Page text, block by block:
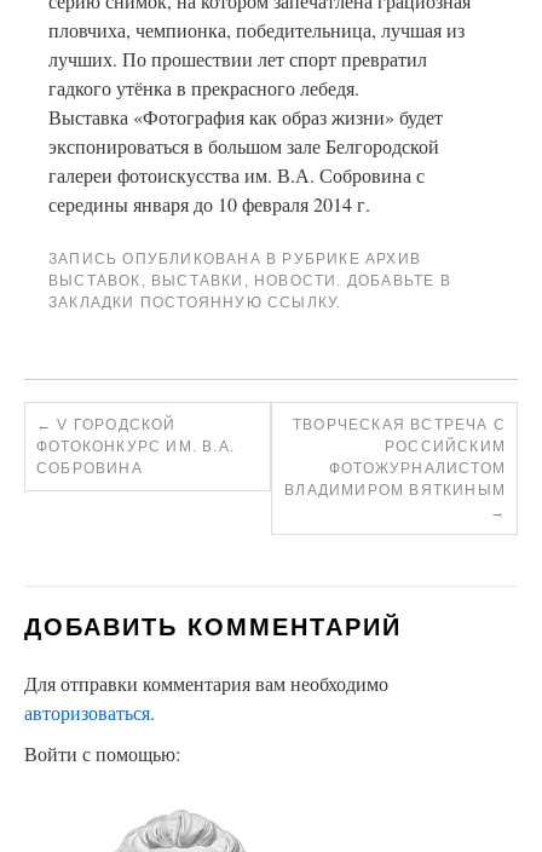
пловчиха, чемпионка, победительница, лучшая из
лучших. По прошествии лет спорт превратил
гадкого утёнка в прекрасного лебедя.
Выставка «Фотография как образ жизни» будет
экспонироваться в большом зале Белгородской
галереи фотоискусства им. В.А. Собровина с
середины января до 10 февраля 2014 г.
ЗАПИСЬ ОПУБЛИКОВАНА В РУБРИКЕ АРХИВ
ВЫСТАВОК , ВЫСТАВКИ , НОВОСТИ . ДОБАВЬТЕ В
ЗАКЛАДКИ
ПОСТОЯННУЮ ССЫЛКУ.
← V ГОРОДСКОЙ
ФОТОКОНКУРС ИМ. В.А.
СОБРОВИНА
ТВОРЧЕСКАЯ ВСТРЕЧА С
РОССИЙСКИМ
ФОТОЖУРНАЛИСТОМ
ВЛАДИМИРОМ ВЯТКИНЫМ
→
ДОБАВИТЬ КОММЕНТАРИЙ
Для отправки комментария вам необходимо
авторизоваться.
Войти с помощью: